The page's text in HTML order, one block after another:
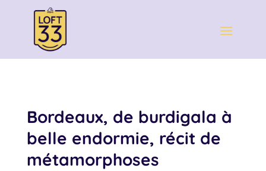
Bordeaux, de burdigala à
belle endormie, récit de
métamorphoses